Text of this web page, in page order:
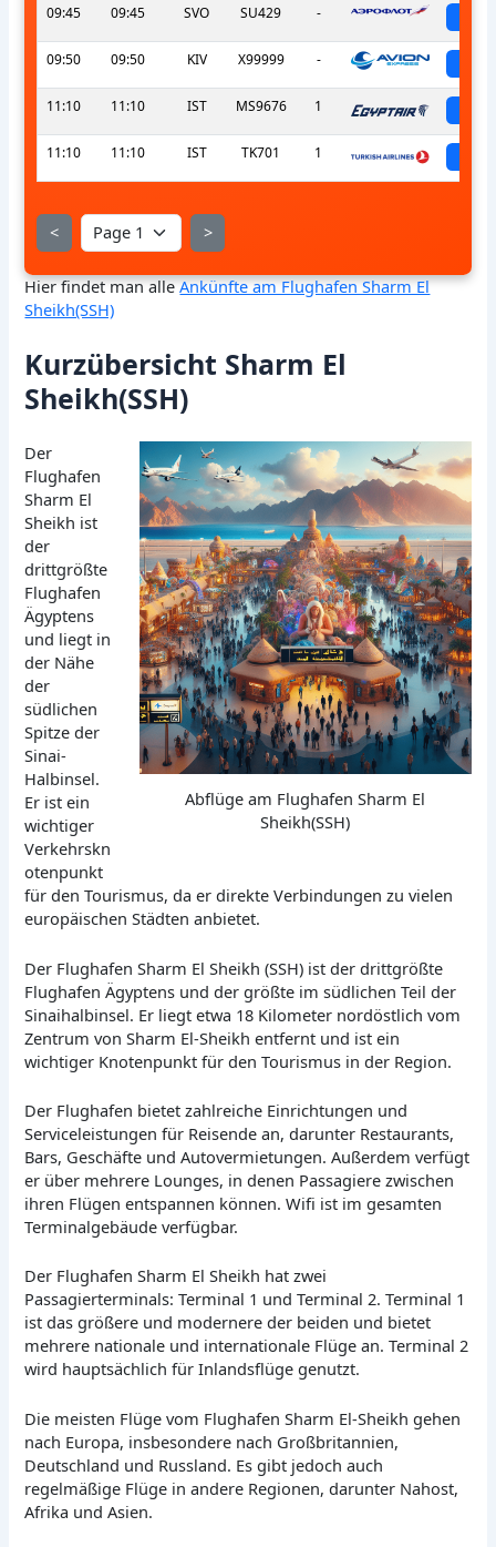
09:45 09:45 SVO SU429 -
09:50 09:50 KIV X99999 -
11:10 11:10 IST MS9676 1
11:10 11:10 IST TK701 1
< >
Hier findet man alleAnkünfte am Flughafen Sharm El
Sheikh(SSH)
Kurzübersicht Sharm El
Sheikh(SSH)
Abflüge am Flughafen Sharm El
Sheikh(SSH)
Der
Flughafen
Sharm El
Sheikh ist
der
drittgrößte
Flughafen
Ägyptens
und liegt in
der Nähe
der
südlichen
Spitze der
Sinai-
Halbinsel.
Er ist ein
wichtiger
Verkehrskn
otenpunkt
für den Tourismus, da er direkte Verbindungen zu vielen
europäischen Städten anbietet.
Der Flughafen Sharm El Sheikh (SSH) ist der drittgrößte
Flughafen Ägyptens und der größte im südlichen Teil der
Sinaihalbinsel. Er liegt etwa 18 Kilometer nordöstlich vom
Zentrum von Sharm El-Sheikh entfernt und ist ein
wichtiger Knotenpunkt für den Tourismus in der Region.
Der Flughafen bietet zahlreiche Einrichtungen und
Serviceleistungen für Reisende an, darunter Restaurants,
Bars, Geschäfte und Autovermietungen. Außerdem verfügt
er über mehrere Lounges, in denen Passagiere zwischen
ihren Flügen entspannen können. Wifi ist im gesamten
Terminalgebäude verfügbar.
Der Flughafen Sharm El Sheikh hat zwei
Passagierterminals: Terminal 1 und Terminal 2. Terminal 1
ist das größere und modernere der beiden und bietet
mehrere nationale und internationale Flüge an. Terminal 2
wird hauptsächlich für Inlandsflüge genutzt.
Die meisten Flüge vom Flughafen Sharm El-Sheikh gehen
nach Europa, insbesondere nach Großbritannien,
Deutschland und Russland. Es gibt jedoch auch
regelmäßige Flüge in andere Regionen, darunter Nahost,
Afrika und Asien.